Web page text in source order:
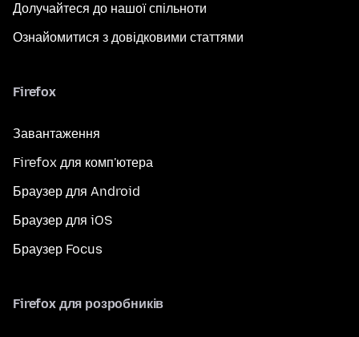
Долучайтеся до нашої спільноти
Ознайомитися з довідковими статтями
Firefox
Завантаження
Firefox для комп'ютера
Браузер для Android
Браузер для iOS
Браузер Focus
Firefox для розробників